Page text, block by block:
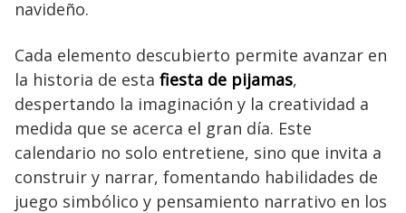
navideño.
Cada elemento descubierto permite avanzar en
la historia de esta fiesta de pijamas,
despertando la imaginación y la creatividad a
medida que se acerca el gran día. Este
calendario no solo entretiene, sino que invita a
construir y narrar, fomentando habilidades de
juego simbólico y pensamiento narrativo en los